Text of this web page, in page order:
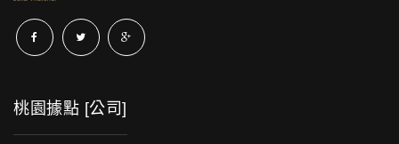
桃園據點 [公司]